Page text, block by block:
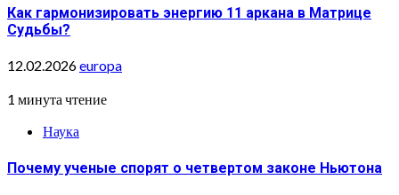
Как гармонизировать энергию 11 аркана в Матрице
Судьбы?
12.02.2026europa
1 минута чтение
Наука
Почему ученые спорят о четвертом законе Ньютона